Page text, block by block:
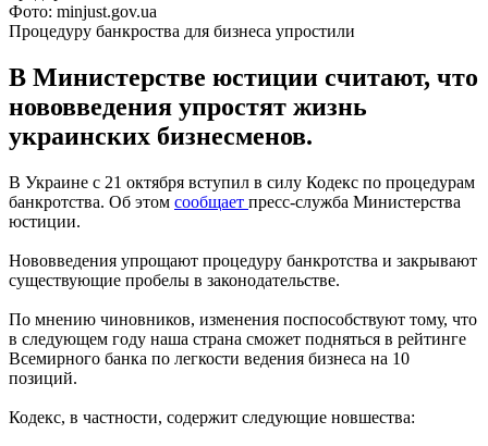
Фото: minjust.gov.ua
Процедуру банкроства для бизнеса упростили
В Министерстве юстиции считают, что
нововведения упростят жизнь
украинских бизнесменов.
В Украине с 21 октября вступил в силу Кодекс по процедурам
банкротства. Об этом сообщает пресс-служба Министерства
юстиции.
Нововведения упрощают процедуру банкротства и закрывают
существующие пробелы в законодательстве.
По мнению чиновников, изменения поспособствуют тому, что
в следующем году наша страна сможет подняться в рейтинге
Всемирного банка по легкости ведения бизнеса на 10
позиций.
Кодекс, в частности, содержит следующие новшества: